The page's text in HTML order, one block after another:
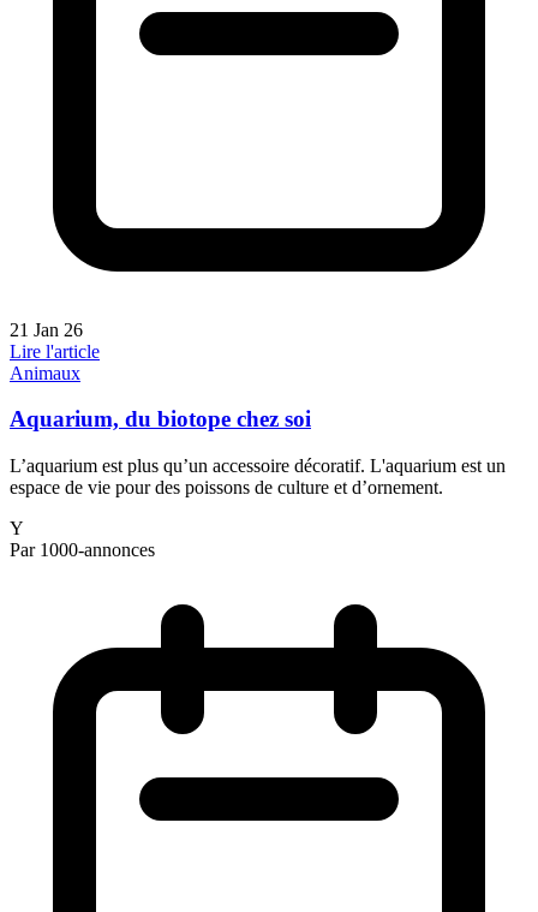
21 Jan 26
Lire l'article
Animaux
Aquarium, du biotope chez soi
L’aquarium est plus qu’un accessoire décoratif. L'aquarium est un
espace de vie pour des poissons de culture et d’ornement.
Y
Par 1000-annonces